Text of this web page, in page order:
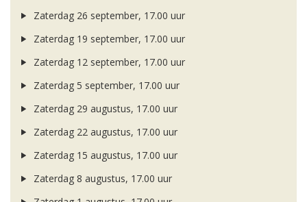
Zaterdag 26 september, 17.00 uur
Zaterdag 19 september, 17.00 uur
Zaterdag 12 september, 17.00 uur
Zaterdag 5 september, 17.00 uur
Zaterdag 29 augustus, 17.00 uur
Zaterdag 22 augustus, 17.00 uur
Zaterdag 15 augustus, 17.00 uur
Zaterdag 8 augustus, 17.00 uur